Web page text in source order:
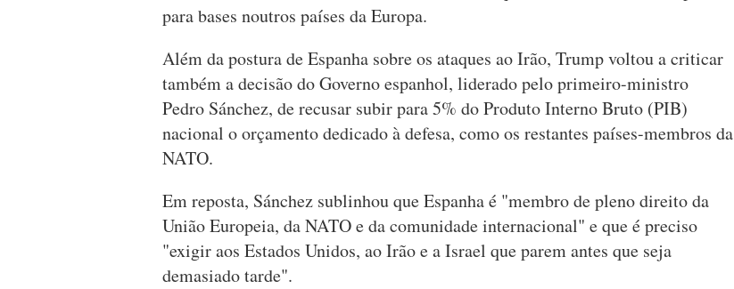
para bases noutros países da Europa.
Além da postura de Espanha sobre os ataques ao Irão, Trump voltou a criticar
também a decisão do Governo espanhol, liderado pelo primeiro-ministro
Pedro Sánchez, de recusar subir para 5% do Produto Interno Bruto (PIB)
nacional o orçamento dedicado à defesa, como os restantes países-membros da
NATO.
Em reposta, Sánchez sublinhou que Espanha é "membro de pleno direito da
União Europeia, da NATO e da comunidade internacional" e que é preciso
"exigir aos Estados Unidos, ao Irão e a Israel que parem antes que seja
demasiado tarde".